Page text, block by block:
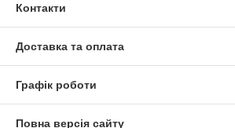
Контакти
Доставка та оплата
Графік роботи
Повна версія сайту